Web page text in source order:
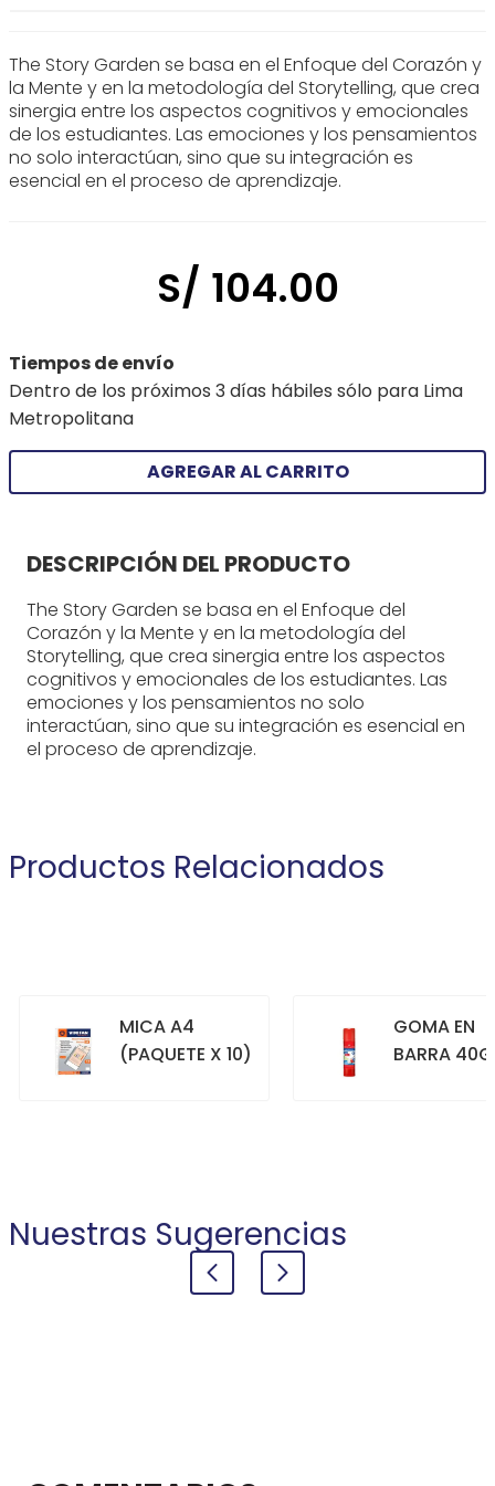
The Story Garden se basa en el Enfoque del Corazón y
la Mente y en la metodología del Storytelling, que crea
sinergia entre los aspectos cognitivos y emocionales
de los estudiantes. Las emociones y los pensamientos
no solo interactúan, sino que su integración es
esencial en el proceso de aprendizaje.
S/ 104.00
Tiempos de envío
Dentro de los próximos 3 días hábiles sólo para Lima
Metropolitana
AGREGAR AL CARRITO
DESCRIPCIÓN DEL PRODUCTO
The Story Garden se basa en el Enfoque del
Corazón y la Mente y en la metodología del
Storytelling, que crea sinergia entre los aspectos
cognitivos y emocionales de los estudiantes. Las
emociones y los pensamientos no solo
interactúan, sino que su integración es esencial en
el proceso de aprendizaje.
Productos Relacionados
MICA A4
(PAQUETE X 10)
GOMA EN
BARRA
Nuestras Sugerencias